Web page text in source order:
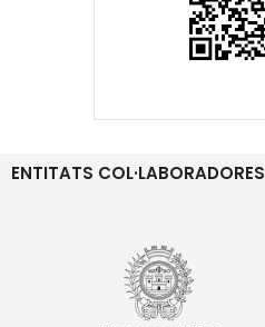
ENTITATS COL·LABORADORES